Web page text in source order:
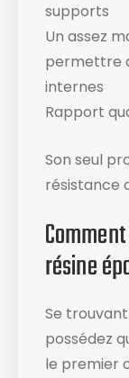
supports
Un assez
permettre
internes
Rapport
Son seul
résistance
résine
Se
possédez
le premier